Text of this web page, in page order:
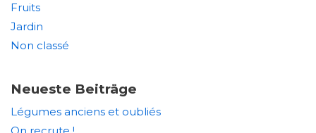
Fruits
Jardin
Non classé
Neueste Beiträge
Légumes anciens et oubliés